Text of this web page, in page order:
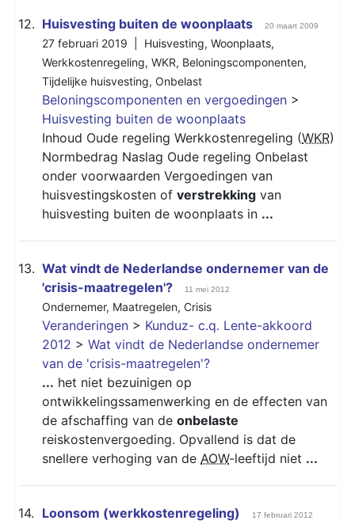
12. Huisvesting buiten de woonplaats 20 maart 2009
27 februari 2019 | Huisvesting, Woonplaats,
Werkkostenregeling, WKR, Beloningscomponenten,
Tijdelijke huisvesting, Onbelast
Beloningscomponenten en vergoedingen >
Huisvesting buiten de woonplaats
Inhoud Oude regeling Werkkostenregeling (WKR)
Normbedrag Naslag Oude regeling Onbelast
onder voorwaarden Vergoedingen van
huisvestingskosten of verstrekking van
huisvesting buiten de woonplaats in ...
13. Wat vindt de Nederlandse ondernemer van de
'crisis-maatregelen'?
11 mei 2012
Ondernemer, Maatregelen, Crisis
Veranderingen > Kunduz- c.q. Lente-akkoord
2012 > Wat vindt de Nederlandse ondernemer
van de 'crisis-maatregelen'?
... het niet bezuinigen op
ontwikkelingssamenwerking en de effecten van
de afschaffing van de onbelaste
reiskostenvergoeding. Opvallend is dat de
snellere verhoging van de AOW-leeftijd niet ...
14. Loonsom (werkkostenregeling) 17 februari 2012